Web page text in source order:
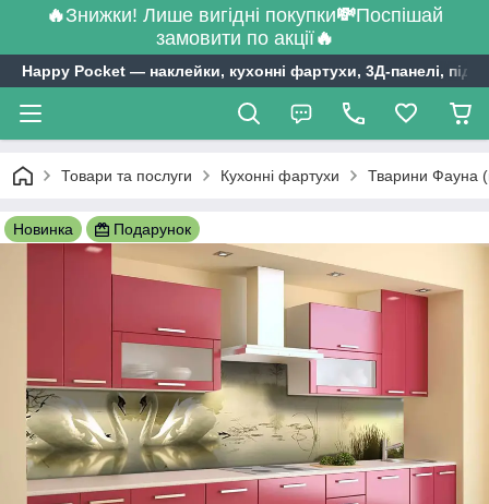
🔥Знижки! Лише вигідні покупки💸Поспішай
замовити по акції🔥
Happy Pocket ― наклейки, кухонні фартухи, 3Д-панелі,
Товари та послуги Кухонні фартухи Тварини Фауна
Новинка Подарунок